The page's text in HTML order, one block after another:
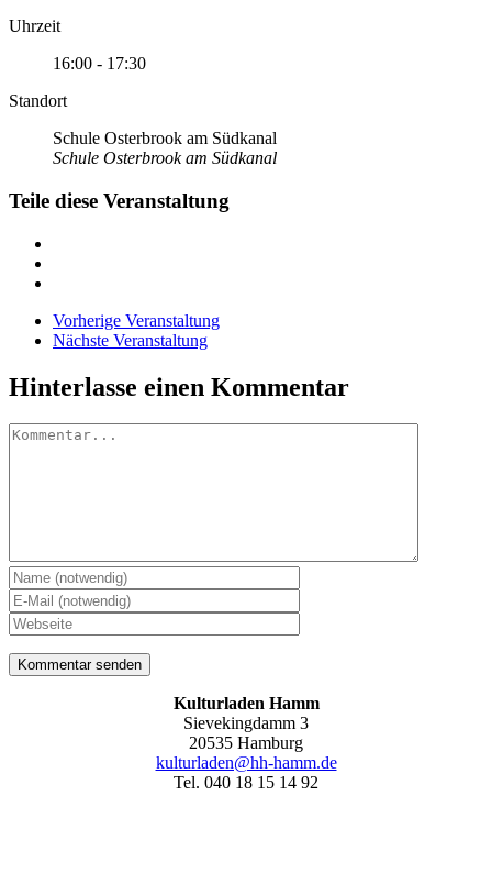
Uhrzeit
16:00 - 17:30
Standort
Schule Osterbrook am Südkanal
Schule Osterbrook am Südkanal
Teile diese Veranstaltung
Vorherige Veranstaltung
Nächste Veranstaltung
Hinterlasse einen Kommentar
Kommentar
Kulturladen Hamm
Sievekingdamm 3
20535 Hamburg
kulturladen@hh-hamm.de
Tel. 040 18 15 14 92